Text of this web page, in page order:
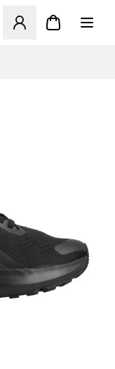
Modal za prijavo ali